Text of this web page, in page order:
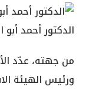
الدكتور أحمد أبو
من جهته، عدّد
ورئيس الهيئة